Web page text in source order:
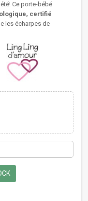
Ce porte-bébé
certifié
les écharpes de